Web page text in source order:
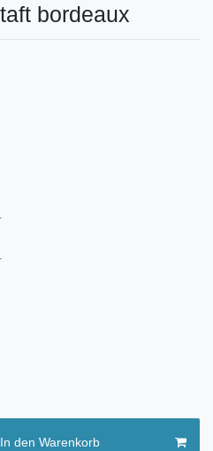
bordeaux
In den Warenkorb